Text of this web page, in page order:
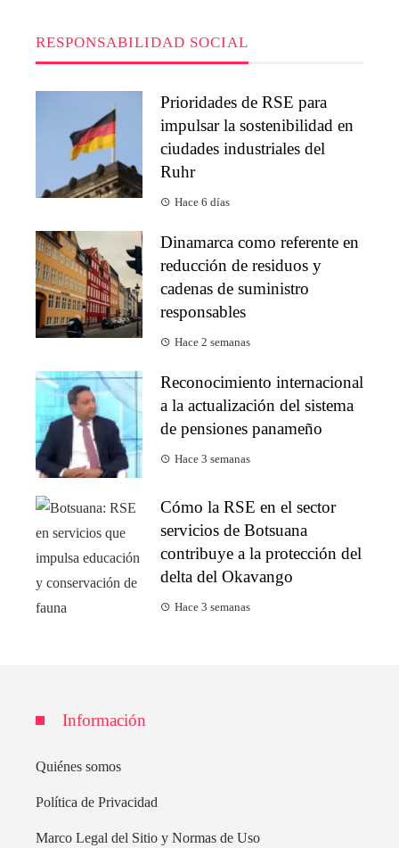
RESPONSABILIDAD SOCIAL
Prioridades de RSE para
impulsar la sostenibilidad en
ciudades industriales del
Ruhr
Hace 6 días
Dinamarca como referente en
reducción de residuos y
cadenas de suministro
responsables
Hace 2 semanas
Reconocimiento internacional
a la actualización del sistema
de pensiones panameño
Hace 3 semanas
Cómo la RSE en el sector
servicios de Botsuana
contribuye a la protección del
delta del Okavango
Hace 3 semanas
Información
Quiénes somos
Política de Privacidad
Marco Legal del Sitio y Normas de Uso